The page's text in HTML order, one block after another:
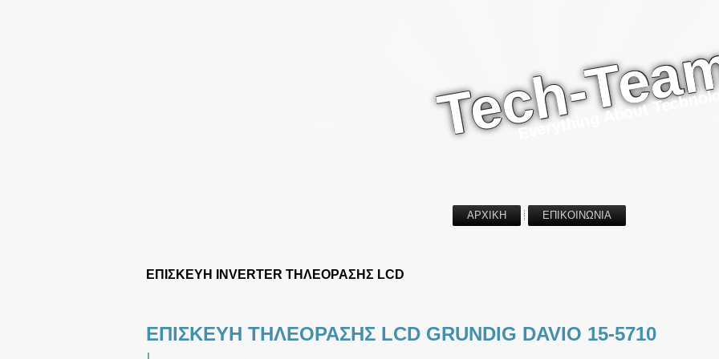
Tech-Everything About Technology
ΑΡΧΙΚΗ ΕΠΙΚΟΙΝΩΝΙΑ
ΕΠΙΣΚΕΥΗ INVERTER ΤΗΛΕΟΡΑΣΗΣ LCD
ΕΠΙΣΚΕΥΗ ΤΗΛΕΟΡΑΣΗΣ LCD GRUNDIG DAVIO 15-5710